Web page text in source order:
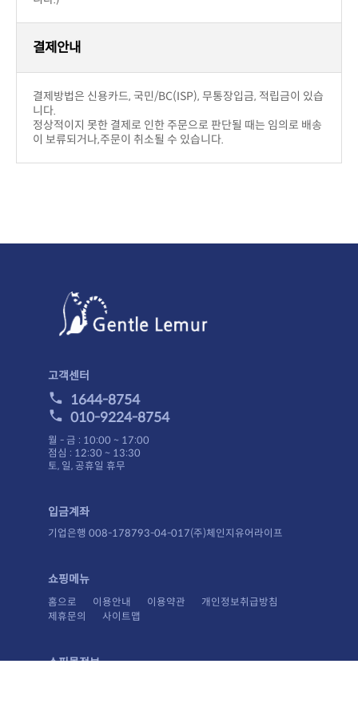
결제안내
니다.
이 보류되거나,주문이 취소될 수 있습니다.
고객센터
1644-8754
010-9224-8754
월 - 금 : 10:00 ~ 17:00
점심 : 12:30 ~ 13:30
토, 일, 공휴일 휴무
입금계좌
기업은행 008-178793-04-017(주)체인지유어라이프
쇼핑메뉴
홈으로 이용안내 이용약관
개인정보취급방침
제휴문의
사이트맵
쇼핑몰정보